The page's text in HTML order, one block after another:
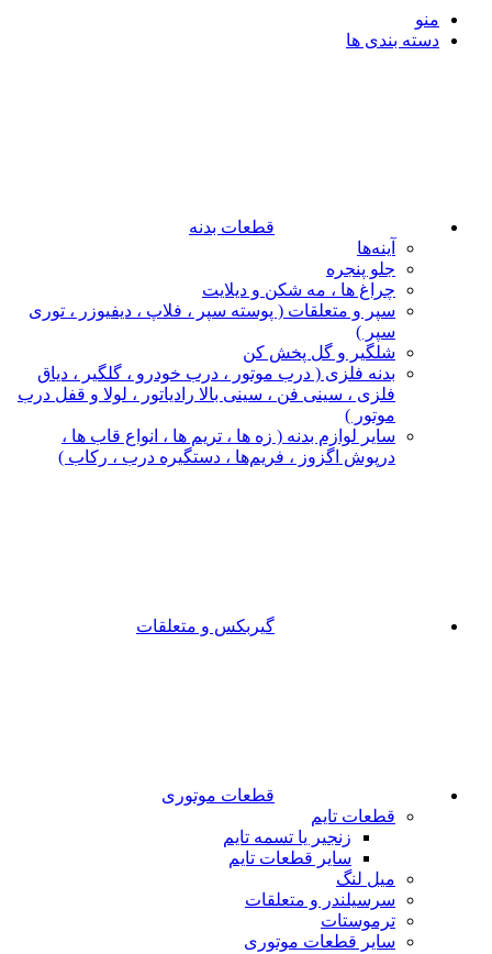
منو
دسته بندی ها
قطعات بدنه
آینه‌ها
جلو پنجره
چراغ‌ ها ، مه‌ شکن و دیلایت
سپر و متعلقات ( پوسته سپر ، فلاپ ، دیفیوزر ، توری
سپر )
شلگیر و گل‌ پخش‌ کن
بدنه فلزی ( درب موتور ، درب خودرو ، گلگیر ، دیاق
فلزی ، سینی فن ، سینی بالا رادیاتور ، لولا و قفل درب
موتور )
سایر لوازم بدنه ( زه ها ، تریم ها ، انواع قاب ها ،
درپوش اگزوز ، فریم‌ها ، دستگیره درب ، رکاب )
گیربکس و متعلقات
قطعات موتوری
قطعات تایم
زنجیر یا تسمه تایم
سایر قطعات تایم
میل لنگ
سرسیلندر و متعلقات
ترموستات
سایر قطعات موتوری